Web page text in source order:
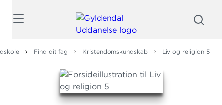
Find dit fag Kristendomskundskab Liv og religion 5